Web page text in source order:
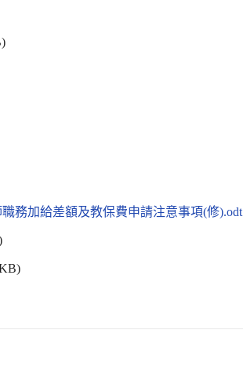
務加給差額及教保費申請注意事項(修).odt